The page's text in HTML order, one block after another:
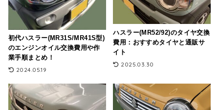
初代ハスラー(MR31S/MR41S型)
のエンジンオイル交換費用や作
業手順まとめ！
2024.05.19
ハスラー(MR52/92)のタイヤ交換
費用：おすすめタイヤと通販サ
イト
2025.03.30